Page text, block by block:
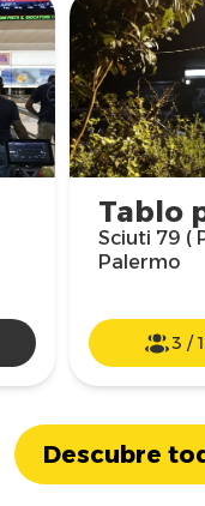
Tablo
Sciuti 79 (
Palermo
3 /
Descubre